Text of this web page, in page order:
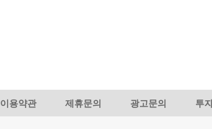
이용약관 제휴문의 광고문의 투